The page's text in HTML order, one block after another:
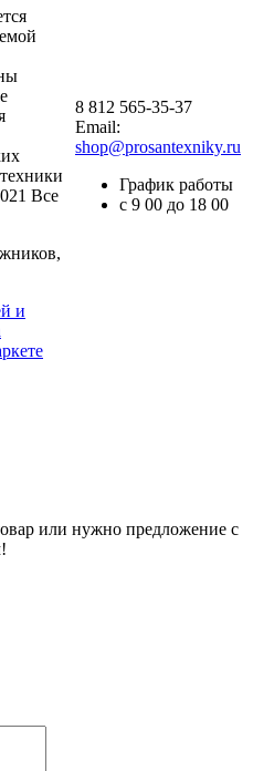
Все
8 812 565-35-37
Email:
shop@prosantexniky.ru
График работы
с 9 00 до 18 00
или нужно предложение с